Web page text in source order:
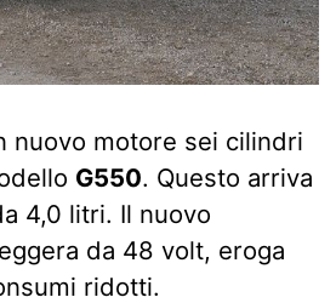
nuovo motore sei cilindri
G550. Questo arriva
4,0 litri. Il nuovo
da 48 volt, eroga
ridotti.